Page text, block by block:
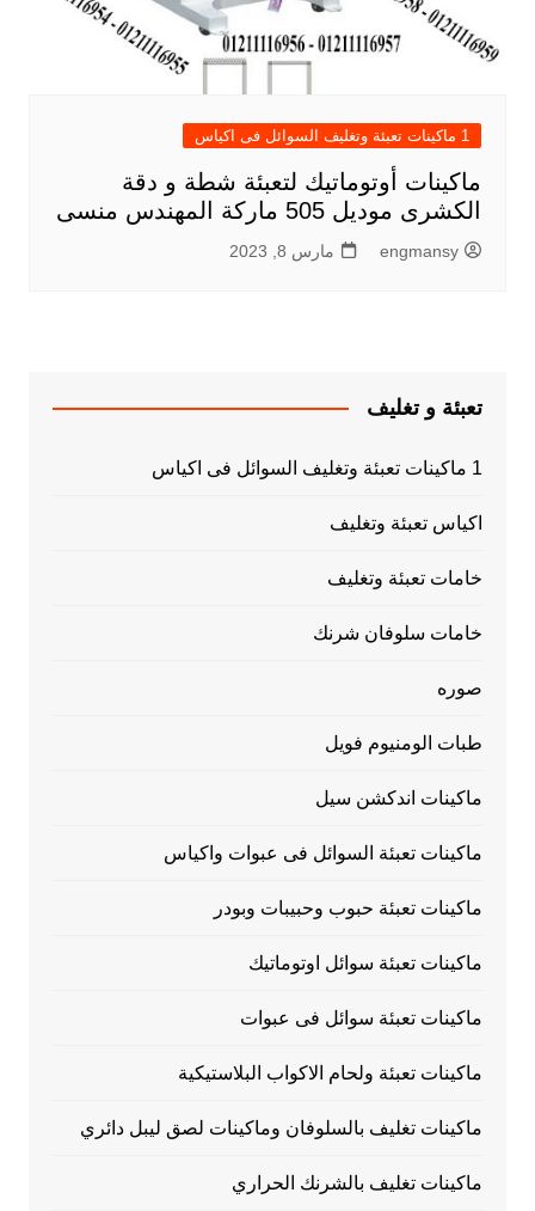
1 ماكينات تعبئة وتغليف السوائل فى اكياس
ماكينات أوتوماتيك لتعبئة شطة و دقة
الكشرى موديل 505 ماركة المهندس منسى
engmansy مارس 8, 2023
تعبئة و تغليف
1 ماكينات تعبئة وتغليف السوائل فى اكياس
اكياس تعبئة وتغليف
خامات تعبئة وتغليف
خامات سلوفان شرنك
صوره
طبات الومنيوم فويل
ماكينات اندكشن سيل
ماكينات تعبئة السوائل فى عبوات واكياس
ماكينات تعبئة حبوب وحبيبات وبودر
ماكينات تعبئة سوائل اوتوماتيك
ماكينات تعبئة سوائل فى عبوات
ماكينات تعبئة ولحام الاكواب البلاستيكية
ماكينات تغليف بالسلوفان وماكينات لصق ليبل دائري
ماكينات تغليف بالشرنك الحراري